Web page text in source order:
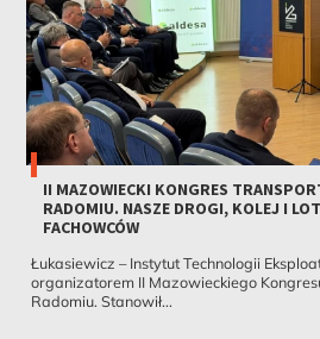
II MAZOWIECKI KONGRES
RADOMIU. NASZE DROGI, KOLEJ I
FACHOWCÓW
Łukasiewicz – Instytut Technologii
organizatorem II Mazowieckiego
Radomiu. Stanowił...